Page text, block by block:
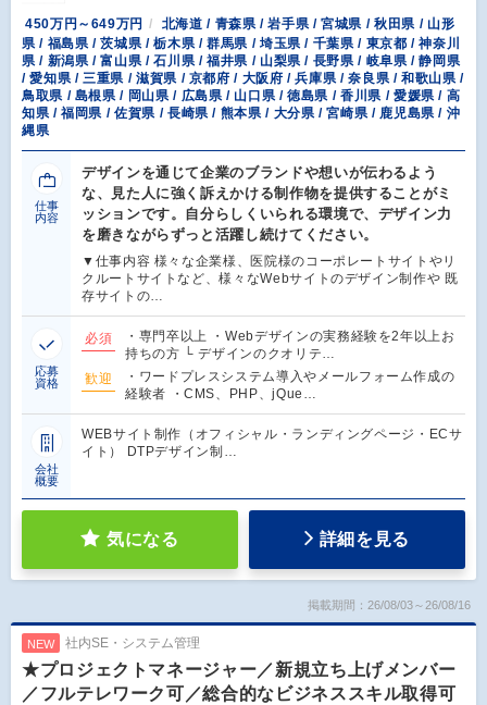
450万円～649万円
北海道 / 青森県 / 岩手県 / 宮城県 / 秋田県 / 山形
県 / 福島県 / 茨城県 / 栃木県 / 群馬県 / 埼玉県 / 千葉県 / 東京都 / 神奈川
県 / 新潟県 / 富山県 / 石川県 / 福井県 / 山梨県 / 長野県 / 岐阜県 / 静岡県
/ 愛知県 / 三重県 / 滋賀県 / 京都府 / 大阪府 / 兵庫県 / 奈良県 / 和歌山県 /
鳥取県 / 島根県 / 岡山県 / 広島県 / 山口県 / 徳島県 / 香川県 / 愛媛県 / 高
知県 / 福岡県 / 佐賀県 / 長崎県 / 熊本県 / 大分県 / 宮崎県 / 鹿児島県 / 沖
縄県
仕事
内容
デザインを通じて企業のブランドや想いが伝わるよう
な、見た人に強く訴えかける制作物を提供することがミ
ッションです。自分らしくいられる環境で、デザイン力
を磨きながらずっと活躍し続けてください。
▼仕事内容 様々な企業様、医院様のコーポレートサイトやリ
クルートサイトなど、様々なWebサイトのデザイン制作や 既
存サイトの…
応募
資格
必須
・専門卒以上 ・Webデザインの実務経験を2年以上お
持ちの方 └ デザインのクオリテ…
歓迎
・ワードプレスシステム導入やメールフォーム作成の
経験者 ・CMS、PHP、jQue…
会社
概要
WEBサイト制作（オフィシャル・ランディングページ・ECサ
イト） DTPデザイン制…
気になる 詳細を見る
掲載期間：26/08/03～26/08/16
NEW 社内SE・システム管理
★プロジェクトマネージャー／新規立ち上げメンバー
／フルテレワーク可／総合的なビジネススキル取得可